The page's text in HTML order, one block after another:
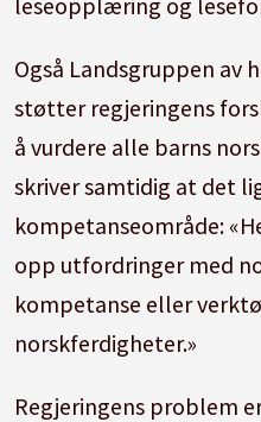
Også Landsgruppen av
støtter regjeringens
å vurdere alle barns
skriver samtidig at det
kompetanseområde:
opp utfordringer med
kompetanse eller
norskferdigheter.»
Regjeringens problem